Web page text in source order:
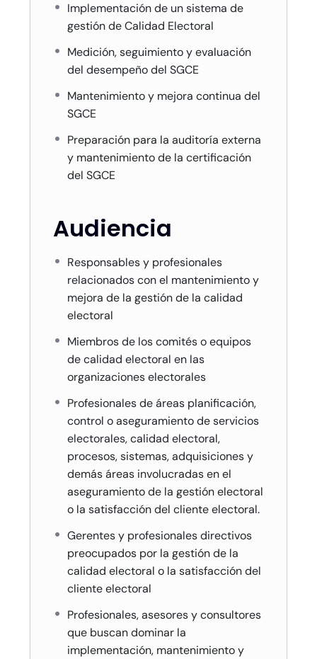
Implementación de un sistema de
gestión de Calidad Electoral
Medición, seguimiento y evaluación
del desempeño del SGCE
Mantenimiento y mejora continua del
SGCE
Preparación para la auditoría externa
y mantenimiento de la certificación
del SGCE
Audiencia
Responsables y profesionales
relacionados con el mantenimiento y
mejora de la gestión de la calidad
electoral
Miembros de los comités o equipos
de calidad electoral en las
organizaciones electorales
Profesionales de áreas planificación,
control o aseguramiento de servicios
electorales, calidad electoral,
procesos, sistemas, adquisiciones y
demás áreas involucradas en el
aseguramiento de la gestión electoral
o la satisfacción del cliente electoral.
Gerentes y profesionales directivos
preocupados por la gestión de la
calidad electoral o la satisfacción del
cliente electoral
Profesionales, asesores y consultores
que buscan dominar la
implementación, mantenimiento y